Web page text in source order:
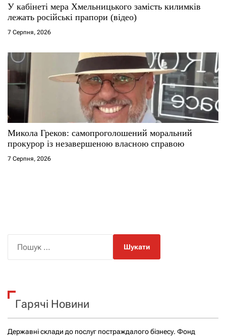
У кабінеті мера Хмельницького замість килимків
лежать російські прапори (відео)
7 Серпня, 2026
Микола Греков: самопроголошений моральний
прокурор із незавершеною власною справою
7 Серпня, 2026
к
Гарячі Новини
Державні склади до послуг постраждалого бізнесу. Фонд